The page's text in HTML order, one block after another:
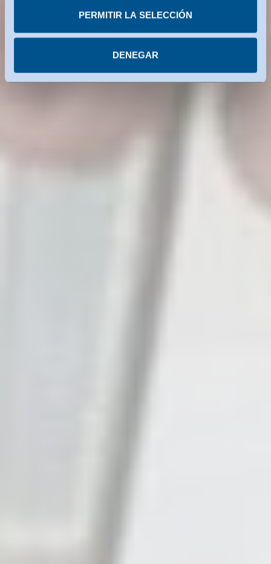
servicios estadounidenses utilizados están certificados
más información en cada uno de los servicios.
Puede revocar su consentimiento en cualquier
momento.
PERMITIR LA SELECCIÓN
DENEGAR